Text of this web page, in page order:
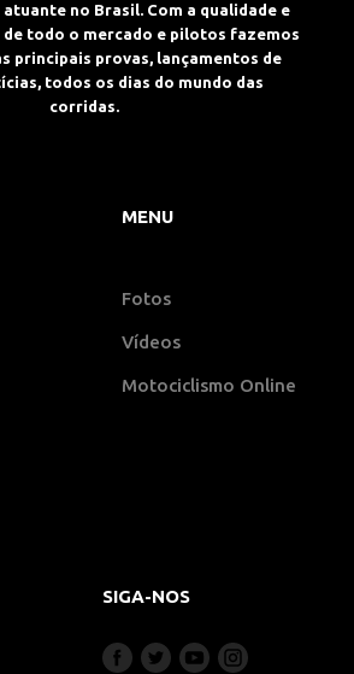
no Brasil. Com a qualidade e
todo o mercado e pilotos fazemos
principais provas, lançamentos de
todos os dias do mundo das
corridas.
MENU
Fotos
Vídeos
Motociclismo Online
SIGA-NOS